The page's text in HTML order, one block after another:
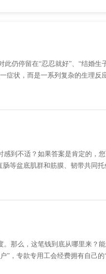
仍停留在“忍忍就好”、“结婚生
状，而是一系列复杂的生理反
到不适？如果答案是肯定的，
等盆底肌群和筋膜、韧带共同
那么，这笔钱到底从哪里来？
”，专款专用工会经费拥有自己